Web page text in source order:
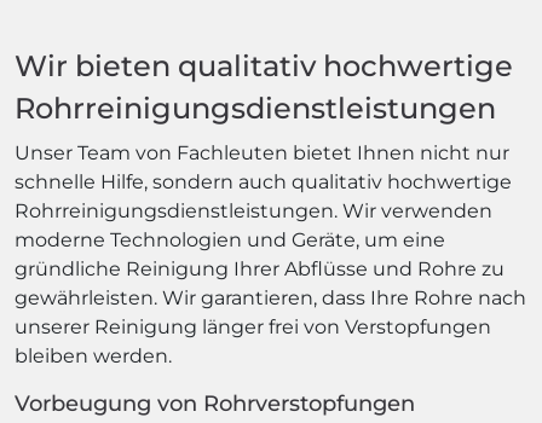
Wir bieten qualitativ hochwertige
Rohrreinigungsdienstleistungen
Unser Team von Fachleuten bietet Ihnen nicht nur
schnelle Hilfe, sondern auch qualitativ hochwertige
Rohrreinigungsdienstleistungen. Wir verwenden
moderne Technologien und Geräte, um eine
gründliche Reinigung Ihrer Abflüsse und Rohre zu
gewährleisten. Wir garantieren, dass Ihre Rohre nach
unserer Reinigung länger frei von Verstopfungen
bleiben werden.
Vorbeugung von Rohrverstopfungen